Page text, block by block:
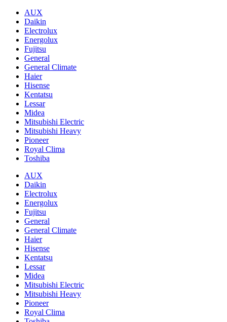
AUX
Daikin
Electrolux
Energolux
Fujitsu
General
General Climate
Haier
Hisense
Kentatsu
Lessar
Midea
Mitsubishi Electric
Mitsubishi Heavy
Pioneer
Royal Clima
Toshiba
AUX
Daikin
Electrolux
Energolux
Fujitsu
General
General Climate
Haier
Hisense
Kentatsu
Lessar
Midea
Mitsubishi Electric
Mitsubishi Heavy
Pioneer
Royal Clima